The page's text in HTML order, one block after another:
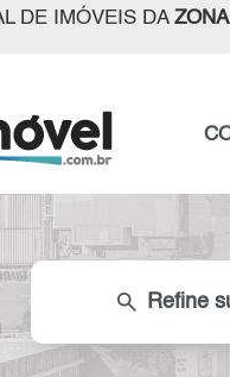
DE IMÓVEIS DA
search Refine